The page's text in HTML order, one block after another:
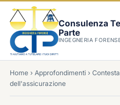
Consulenza
Parte
INGEGNERIA
Home › Approfondimenti ›
dell'assicurazione